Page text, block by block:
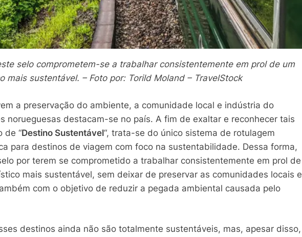
selo comprometem-se a trabalhar consistentemente em prol de um
mais sustentável. – Foto por: Torild Moland – TravelStock
a preservação do ambiente, a comunidade local e indústria do
norueguesas destacam-se no país. A fim de exaltar e reconhecer tais
de “Destino Sustentável“, trata-se do único sistema de rotulagem
para destinos de viagem com foco na sustentabilidade. Dessa forma,
por terem se comprometido a trabalhar consistentemente em prol de
mais sustentável, sem deixar de preservar as comunidades locais e
com o objetivo de reduzir a pegada ambiental causada pelo
destinos ainda não são totalmente sustentáveis, mas, apesar disso,